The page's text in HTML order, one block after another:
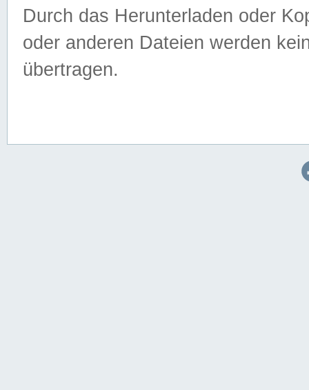
Durch das Herunterladen oder
oder anderen Dateien werden
übertragen.